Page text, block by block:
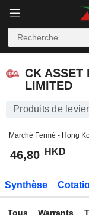
CK ASSET
CK ASSET
LIMITED
Produits de
Marché Fermé - Hong
46,80 HKD
Synthèse
Tous Warrants